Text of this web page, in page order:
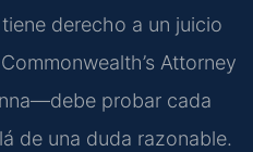
derecho a un juicio
Attorney
probar cada
de una duda razonable.